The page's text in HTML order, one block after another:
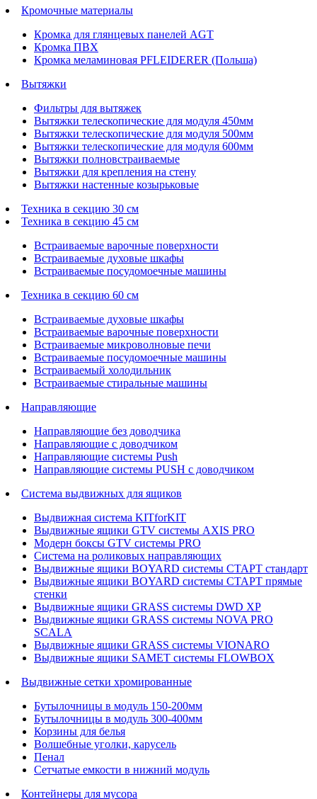
Кромочные материалы
Кромка для глянцевых панелей AGT
Кромка ПВХ
Кромка меламиновая PFLEIDERER (Польша)
Вытяжки
Фильтры для вытяжек
Вытяжки телескопические для модуля 450мм
Вытяжки телескопические для модуля 500мм
Вытяжки телескопические для модуля 600мм
Вытяжки полновстраиваемые
Вытяжки для крепления на стену
Вытяжки настенные козырьковые
Техника в секцию 30 см
Техника в секцию 45 см
Встраиваемые варочные поверхности
Встраиваемые духовые шкафы
Встраиваемые посудомоечные машины
Техника в секцию 60 см
Встраиваемые духовые шкафы
Встраиваемые варочные поверхности
Встраиваемые микроволновые печи
Встраиваемые посудомоечные машины
Встраиваемый холодильник
Встраиваемые стиральные машины
Направляющие
Направляющие без доводчика
Направляющие с доводчиком
Направляющие системы Push
Направляющие системы PUSH с доводчиком
Система выдвижных для ящиков
Выдвижная система KITforKIT
Выдвижные ящики GTV системы AXIS PRO
Модерн боксы GTV системы PRO
Система на роликовых направляющих
Выдвижные ящики BOYARD системы СТАРТ стандарт
Выдвижные ящики BOYARD системы СТАРТ прямые
стенки
Выдвижные ящики GRASS системы DWD XP
Выдвижные ящики GRASS системы NOVA PRO
SCALA
Выдвижные ящики GRASS системы VIONARO
Выдвижные ящики SAMET системы FLOWBOX
Выдвижные сетки хромированные
Бутылочницы в модуль 150-200мм
Бутылочницы в модуль 300-400мм
Корзины для белья
Волшебные уголки, карусель
Пенал
Cетчатые емкости в нижний модуль
Контейнеры для мусора